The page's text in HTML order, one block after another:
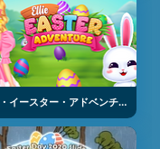
エリー・イースター・アドベンチャー